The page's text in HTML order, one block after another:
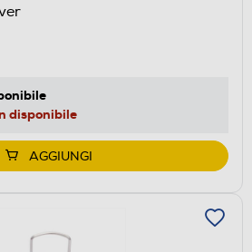
disponibile
AGGIUNGI